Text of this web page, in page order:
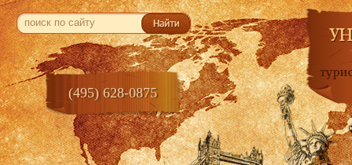
(495) 628-0875